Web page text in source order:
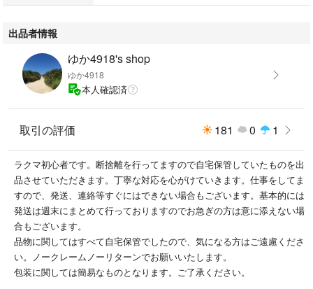
出品者情報
ゆか4918's shop
ゆか4918
本人確認済
取引の評価 181 0 1
ラクマ初心者です。断捨離を行ってますので自宅保管していたものを出
品させていただきます。丁寧な対応を心がけていきます。仕事をしてま
すので、発送、連絡等すぐにはできない場合もございます。基本的には
発送は週末にまとめて行っておりますのでお急ぎの方は意に添えない場
合もございます。
品物に関してはすべて自宅保管でしたので、気になる方はご遠慮くださ
い。ノークレームノーリターンでお願いいたします。
包装に関しては簡易なものとなります。ご了承ください。